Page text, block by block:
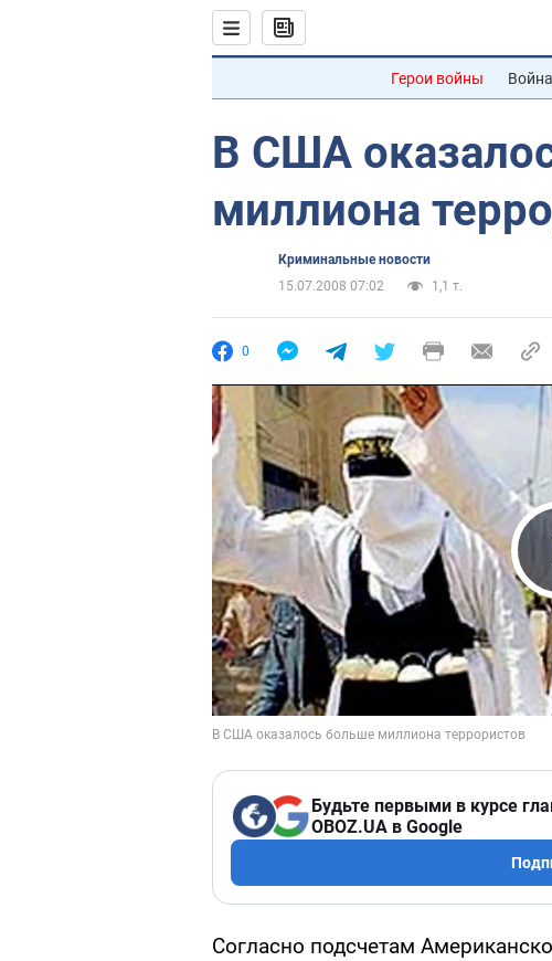
Герои войны
В США
миллиона
Криминальные новости
15.07.2008 07:02
1,1 т.
0
Будьте первыми в курсе
OBOZ.UA в Google
Согласно подсчетам